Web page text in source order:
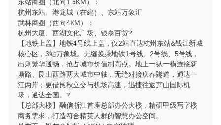
东站商圈（北向1.5KM）：
杭州东站、港龙城（在建）、东站万象汇
武林商圈（西向4KM）：
杭州大厦、西湖文化广场、银泰百货?
【地铁上盖】地铁4号线上盖，仅2站直达杭州东站&钱江新城
核心区，3站万象城。无缝换乘地铁1号线、2号线、5号线，
出则繁华通畅，抢占城市价值制高点。地上一纵一横连接新
塘路、艮山西路两大城市中轴，无缝对接庆春隧道，通达一
江两岸；更借艮秋立交与机场高速，迅捷往返萧山国际机
场，通达全国。?
【总部大楼】融信浙江首座总部办公大楼，精研甲级写字楼
商务需求，打造符合精英人群的智慧办公空间。